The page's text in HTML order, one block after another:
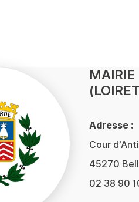
MAIRIE
Adresse :
Cour
45270
02 38 90